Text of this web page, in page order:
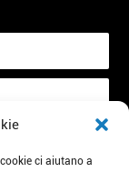
ci aiutano a